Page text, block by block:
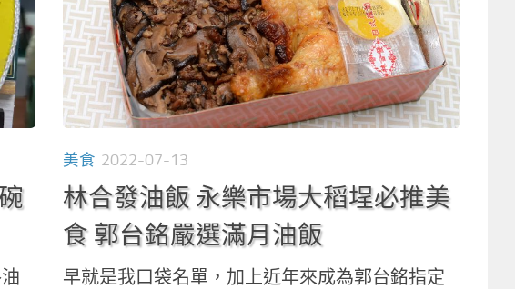
美食 2022-07-13
林合發油飯 永樂市場大稻埕必推美
食 郭台銘嚴選滿月油飯
早就是我口袋名單，加上近年來成為郭台銘指定